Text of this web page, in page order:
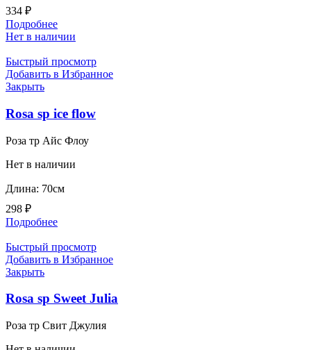
334 ₽
Подробнее
Нет в наличии
Быстрый просмотр
Добавить в Избранное
Закрыть
Rosa sp ice flow
Роза тр Айс Флоу
Нет в наличии
Длина: 70см
298 ₽
Подробнее
Быстрый просмотр
Добавить в Избранное
Закрыть
Rosa sp Sweet Julia
Роза тр Свит Джулия